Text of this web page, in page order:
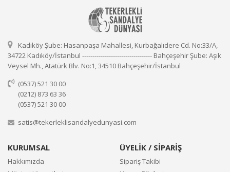
Kadıköy Şube: Hasanpaşa Mahallesi, Kurbağalıdere Cd. No:33/A,
34722 Kadıköy/İstanbul ---------------------------------- Bahçeşehir Şube: Aşık
Veysel Mh., Atatürk Blv. No:1, 34510 Bahçeşehir/İstanbul
(0537) 521 30 00
(0212) 873 63 36
(0537) 521 30 00
satis@tekerleklisandalyedunyasi.com
KURUMSAL
Hakkımızda
ÜYELİK / SİPARİŞ
Sipariş Takibi